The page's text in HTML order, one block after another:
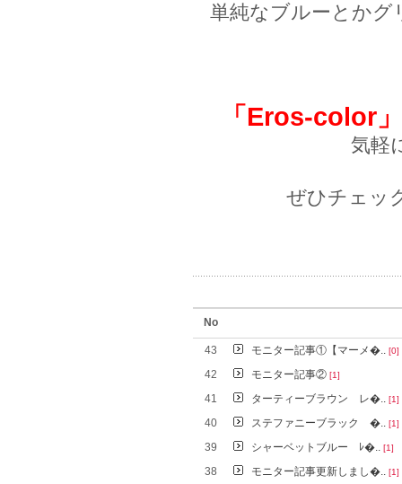
単純なブルーとかグ
「Eros-color」
気軽
ぜひチェッ
No
43 モニター記事①【マーメ�.. [0]
42 モニター記事② [1]
41 ターティーブラウン レ�.. [1]
40 ステファニーブラック �.. [1]
39 シャーベットブルー ﾚ�.. [1]
38 モニター記事更新しまし�.. [1]